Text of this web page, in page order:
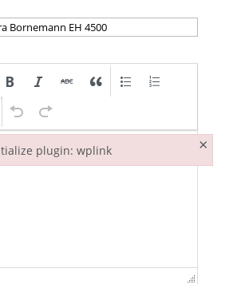
plugin: wplink ×
plugin: wplink